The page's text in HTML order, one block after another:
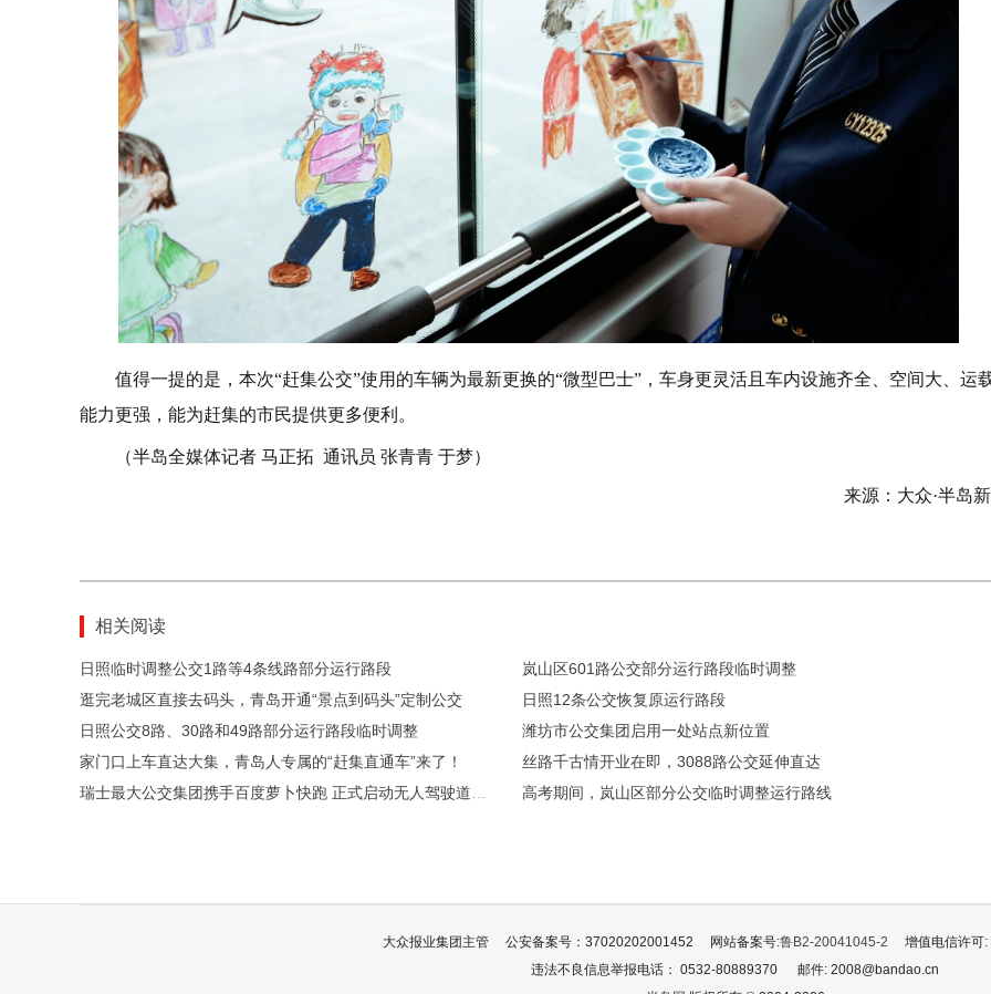
值得一提的是，本次“赶集公交”使用的车辆为最新更换的“微型巴士”，车身更灵活且车内设施齐全、空间大、运
能力更强，能为赶集的市民提供更多便利。
（半岛全媒体记者 马正拓 通讯员 张青青 于梦）
来源：大众·半岛
相关阅读
日照临时调整公交1路等4条线路部分运行路段
岚山区601路公交部分运行路段临时调整
逛完老城区直接去码头，青岛开通“景点到码头”定制公交
日照12条公交恢复原运行路段
日照公交8路、30路和49路部分运行路段临时调整
潍坊市公交集团启用一处站点新位置
家门口上车直达大集，青岛人专属的“赶集直通车”来了！
丝路千古情开业在即，3088路公交延伸直达
高考期间，岚山区部分公交临时调整运行路线
大众报业集团主管 公安备案号：37020202001452 网站备案号:鲁B2-20041045-2
增值电信许可
违法不良信息举报电话： 0532-80889370
邮件: 2008@bandao.cn